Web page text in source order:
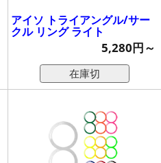
アイソ トライアングル/サー
クル リング ライト
5,280円～
在庫切